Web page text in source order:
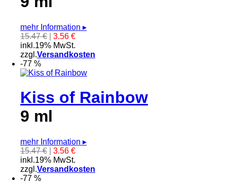
mehr Information ▸
15.47 €
3.56 €
inkl.19% MwSt.
zzgl.Versandkosten
-77 %
Kiss of Rainbow
9 ml
mehr Information ▸
15.47 €
3.56 €
inkl.19% MwSt.
zzgl.Versandkosten
-77 %